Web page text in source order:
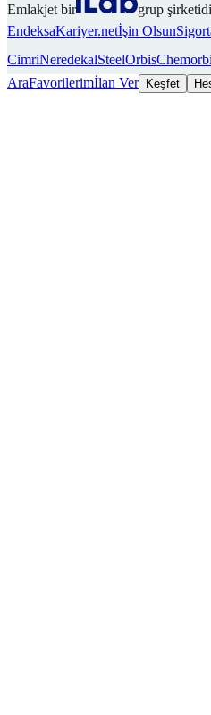
Emlakjet bir
grup
EndeksaKariyer.netİşin Olsun
CimriNeredekalSteelOrbis
AraFavorilerimİlan Ver Keşfet